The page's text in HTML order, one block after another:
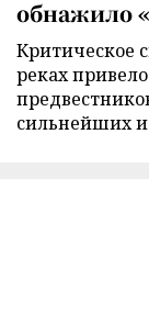
обнажило
Критическое
реках
сильнейших